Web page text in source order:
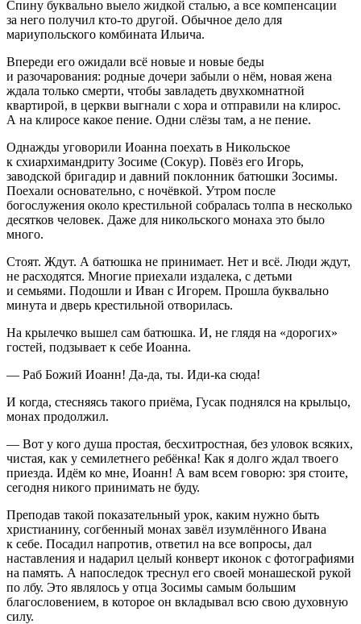
Спину буквально выело жидкой сталью, а все компенсации
за него получил кто-то другой. Обычное дело для
мариупольского комбината Ильича.
Впереди его ожидали всё новые и новые беды
и разочарования: родные дочери забыли о нём, новая жена
ждала только смерти, чтобы завладеть двухкомнатной
квартирой, в церкви выгнали с хора и отправили на клирос.
А на клиросе какое пение. Одни слёзы там, а не пение.
Однажды уговорили Иоанна поехать в Никольское
к схиархимандриту Зосиме (Сокур). Повёз его Игорь,
заводской бригадир и давний поклонник батюшки Зосимы.
Поехали основательно, с ночёвкой. Утром после
богослужения около крестильной собралась толпа в несколько
десятков человек. Даже для никольского монаха это было
много.
Стоят. Ждут. А батюшка не принимает. Нет и всё. Люди ждут,
не расходятся. Многие приехали издалека, с детьми
и семьями. Подошли и Иван с Игорем. Прошла буквально
минута и дверь крестильной отворилась.
На крылечко вышел сам батюшка. И, не глядя на «дорогих»
гостей, подзывает к себе Иоанна.
— Раб Божий Иоанн! Да-да, ты. Иди-ка сюда!
И когда, стесняясь такого приёма, Гусак поднялся на крыльцо,
монах продолжил.
— Вот у кого душа простая, бесхитростная, без уловок всяких,
чистая, как у семилетнего ребёнка! Как я долго ждал твоего
приезда. Идём ко мне, Иоанн! А вам всем говорю: зря стоите,
сегодня никого принимать не буду.
Преподав такой показательный урок, каким нужно быть
христианину, согбенный монах завёл изумлённого Ивана
к себе. Посадил напротив, ответил на все вопросы, дал
наставления и надарил целый конверт иконок с фотографиями
на память. А напоследок треснул его своей монашеской рукой
по лбу. Это являлось у отца Зосимы самым большим
благословением, в которое он вкладывал всю свою духовную
силу.